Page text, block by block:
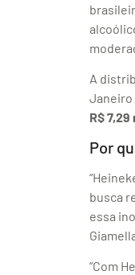
A
Janeiro
R$
Por
busca
essa
“Com